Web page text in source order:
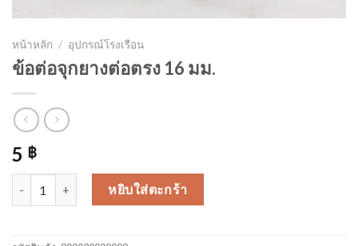
หน้าหลัก / อุปกรณ์โรงเรือน
ข้อต่อจุกยางต่อตรง 16 มม.
5 ฿
จำนวน ข้อต่อจุกยางต่อตรง 16 มม. ชิ้น
หยิบใส่ตะกร้า